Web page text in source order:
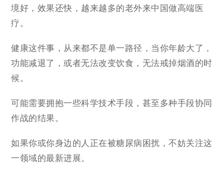
境好，效果还快，越来越多的老外来中国做高端医
疗。
健康这件事，从来都不是单一路径，当你年龄大了，
功能减退了，或者无法改变饮食，无法戒掉烟酒的时
候。
可能需要拥抱一些科学技术手段，甚至多种手段协同
作战的结果。
如果你或你身边的人正在被糖尿病困扰，不妨关注这
一领域的最新进展。